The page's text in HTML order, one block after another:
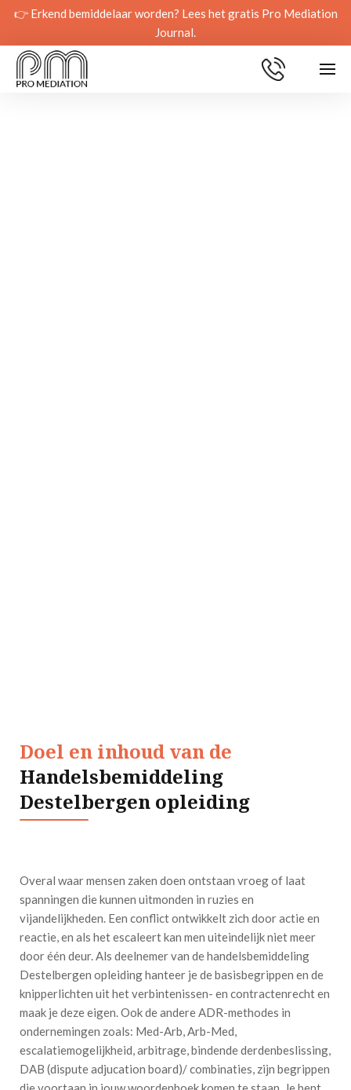
👉 Erkend bemiddelaar worden? Lees het gratis Pro Mediation
Journal.
Doel en inhoud van de
Handelsbemiddeling
Destelbergen opleiding
Overal waar mensen zaken doen ontstaan vroeg of laat
spanningen die kunnen uitmonden in ruzies en
vijandelijkheden. Een conflict ontwikkelt zich door actie en
reactie, en als het escaleert kan men uiteindelijk niet meer
door één deur. Als deelnemer van de handelsbemiddeling
Destelbergen opleiding hanteer je de basisbegrippen en de
knipperlichten uit het verbintenissen- en contractenrecht en
maak je deze eigen. Ook de andere ADR-methodes in
ondernemingen zoals: Med-Arb, Arb-Med,
escalatiemogelijkheid, arbitrage, bindende derdenbeslissing,
DAB (dispute adjucation board)/ combinaties, zijn begrippen